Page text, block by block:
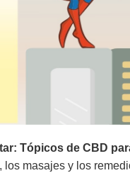
Tópicos de CBD
los masajes y los